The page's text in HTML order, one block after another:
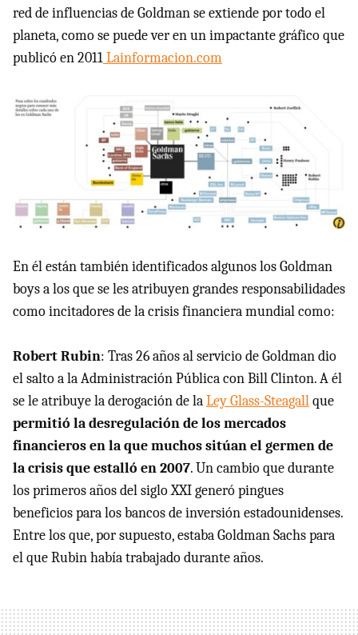
red de influencias de Goldman se extiende por todo el
planeta, como se puede ver en un impactante gráfico que
publicó en 2011Lainformacion.com
En él están también identificados algunos los Goldman
boys a los que se les atribuyen grandes responsabilidades
como incitadores de la crisis financiera mundial como:
Robert Rubin: Tras 26 años al servicio de Goldman dio
el salto a la Administración Pública con Bill Clinton. A él
se le atribuye la derogación de laLey Glass-Steagallque
permitió la desregulación de los mercados
financieros en la que muchos sitúan el germen de
la crisis que estalló en 2007. Un cambio que durante
los primeros años del siglo XXI generó pingues
beneficios para los bancos de inversión estadounidenses.
Entre los que, por supuesto, estaba Goldman Sachs para
el que Rubin había trabajado durante años.